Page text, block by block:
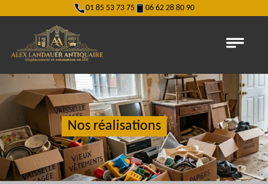
01 85 53 73 75 06 62 28 80 90
Nos réalisations